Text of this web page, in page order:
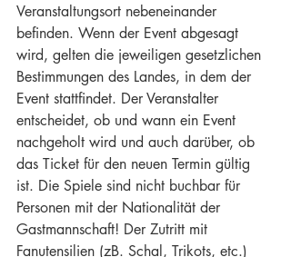
Veranstaltungsort nebeneinander
befinden. Wenn der Event abgesagt
wird, gelten die jeweiligen gesetzlichen
Bestimmungen des Landes, in dem der
Event stattfindet. Der Veranstalter
entscheidet, ob und wann ein Event
nachgeholt wird und auch darüber, ob
das Ticket für den neuen Termin gültig
ist. Die Spiele sind nicht buchbar für
Personen mit der Nationalität der
Gastmannschaft! Der Zutritt mit
Fanutensilien (zB. Schal, Trikots, etc.)